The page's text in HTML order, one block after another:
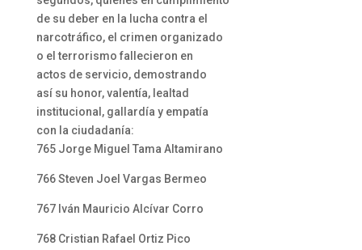
de su deber en la lucha contra el
narcotráfico, el crimen organizado
o el terrorismo fallecieron en
actos de servicio, demostrando
así su honor, valentía, lealtad
institucional, gallardía y empatía
con la ciudadanía:
765 Jorge Miguel Tama Altamirano
766 Steven Joel Vargas Bermeo
767 Iván Mauricio Alcívar Corro
768 Cristian Rafael Ortiz Pico